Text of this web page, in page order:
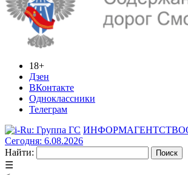
18+
Дзен
ВКонтакте
Одноклассники
Телеграм
ИНФОРМАГЕНТСТВО
Сегодня: 6.08.2026
Найти:
☰